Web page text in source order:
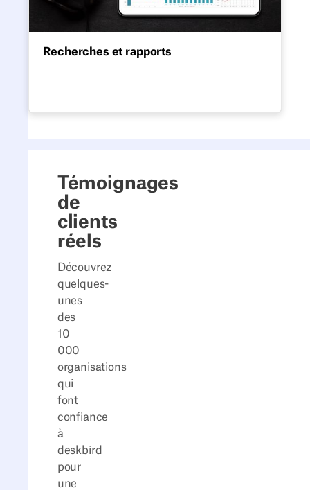
Recherches et rapports
Témoignages
de
clients
réels
Découvrez
quelques-
unes
des
10
000
organisations
qui
font
confiance
à
deskbird
pour
une